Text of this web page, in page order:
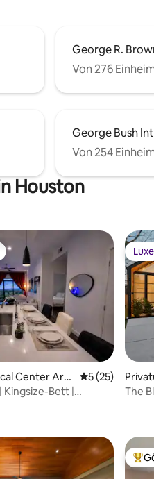
George R.
Von 276
George Bush
Von 254
Houston
von 5, 30 Bewertungen
Center Are
5 (25)
Kingsize-Bett |
Luxe
Luxe
The